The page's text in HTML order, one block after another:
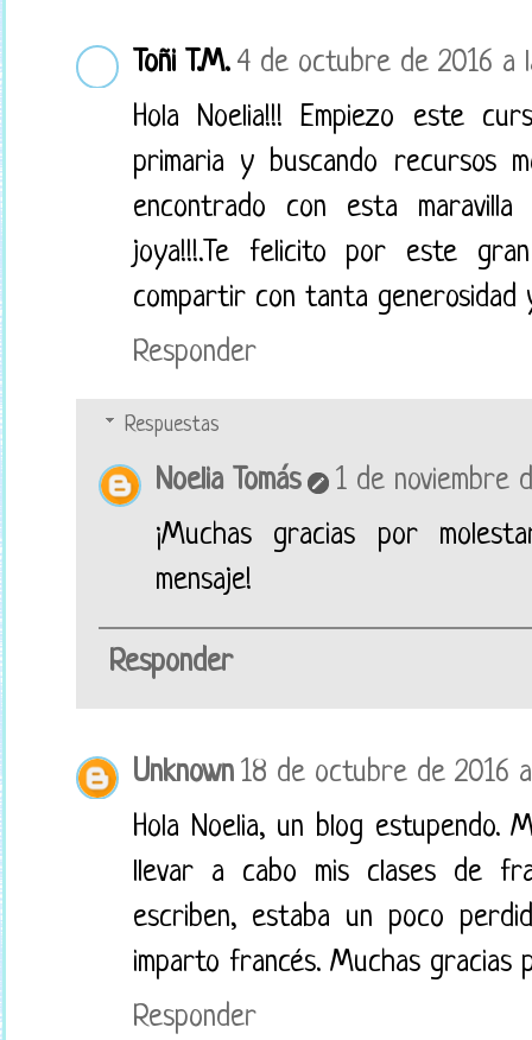
Toñi T.M. 4 de octubre de 2016 a
Hola Noelia!!! Empiezo este
primaria y buscando recursos
encontrado con esta
joya!!!.Te felicito por este
compartir con tanta generosidad
Responder
Respuestas
Noelia Tomás
1 de noviembre
¡Muchas gracias por
mensaje!
Responder
Unknown 18 de octubre de 2016 a
Hola Noelia, un blog estupendo.
llevar a cabo mis clases de
escriben, estaba un poco
imparto francés. Muchas gracias
Responder